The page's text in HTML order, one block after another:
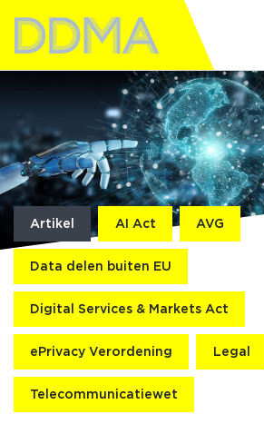
Artikel AI Act AVG
Data delen buiten EU
Digital Services & Markets Act
ePrivacy Verordening Legal
Telecommunicatiewet